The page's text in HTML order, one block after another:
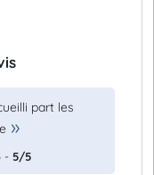
part les
- 5/5